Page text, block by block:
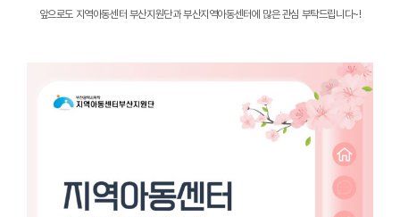
앞으로도 지역아동센터 부산지원단과 부산지역아동센터에 많은 관심 부탁드립니다~!